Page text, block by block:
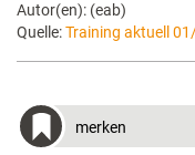
Autor(en): (eab)
Quelle:Training aktuell
merken